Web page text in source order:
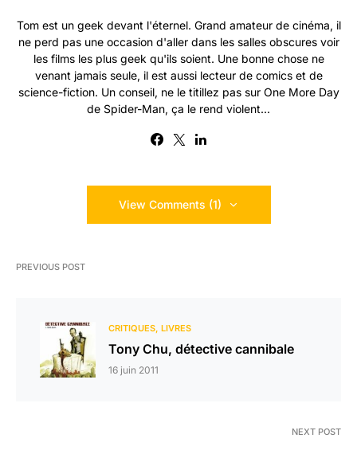
Tom est un geek devant l'éternel. Grand amateur de cinéma, il
ne perd pas une occasion d'aller dans les salles obscures voir
les films les plus geek qu'ils soient. Une bonne chose ne
venant jamais seule, il est aussi lecteur de comics et de
science-fiction. Un conseil, ne le titillez pas sur One More Day
de Spider-Man, ça le rend violent...
View Comments (1)
PREVIOUS POST
CRITIQUES LIVRES
Tony Chu, détective cannibale
16 juin 2011
NEXT POST